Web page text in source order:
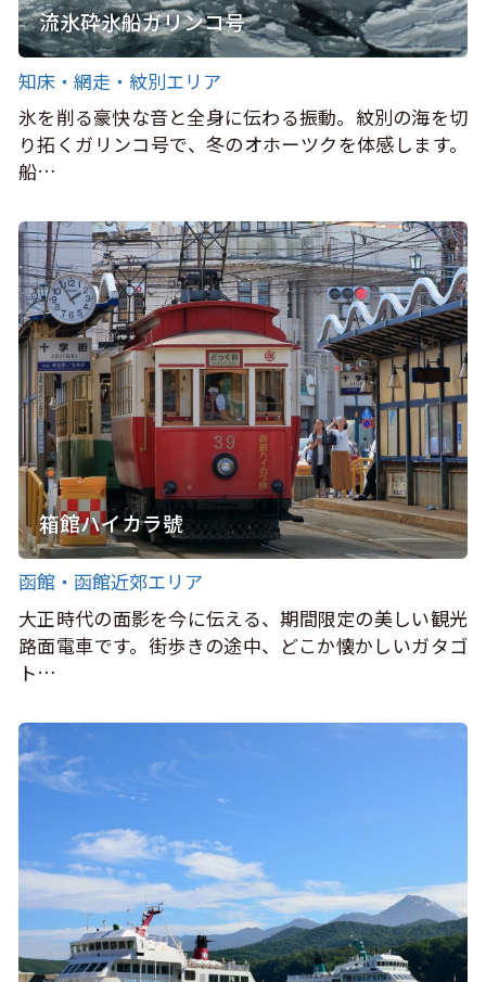
流氷砕氷船ガリンコ号
知床・網走・紋別エリア
氷を削る豪快な音と全身に伝わる振動。紋別の海を切
り拓くガリンコ号で、冬のオホーツクを体感します。
船…
箱館ハイカラ號
函館・函館近郊エリア
大正時代の面影を今に伝える、期間限定の美しい観光
路面電車です。街歩きの途中、どこか懐かしいガタゴ
ト…